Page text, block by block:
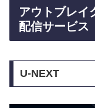
アウトブレイ
配信サービス
U-NEXT